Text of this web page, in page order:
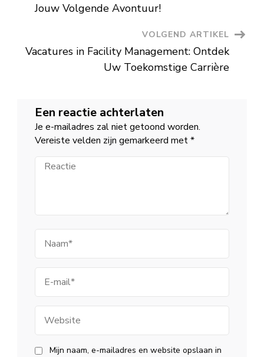
Jouw Volgende Avontuur!
VOLGEND ARTIKEL
Vacatures in Facility Management: Ontdek
Uw Toekomstige Carrière
Een reactie achterlaten
Je e-mailadres zal niet getoond worden.
Vereiste velden zijn gemarkeerd met*
Reactie
mail
Mijn naam, e-mailadres en website opslaan in